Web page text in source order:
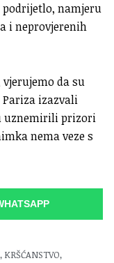
podrijetlo, namjeru
i neprovjerenih
vjerujemo da su
izazvali
uznemirili prizori
nema veze s
, KRŠĆANSTVO,